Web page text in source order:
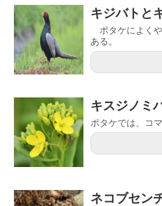
キジバトと
ポタケによく
ある。
キスジノミ
ポタケでは、コ
ネコブセン